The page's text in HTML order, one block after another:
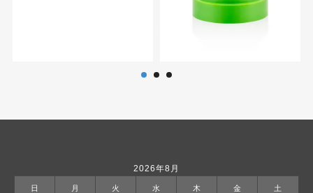
2026年8月
日 月 火 水 木 金 土